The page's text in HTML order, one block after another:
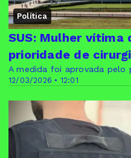
Política
12/03/2026 • 12:01
SUS: Mulher vítima
prioridade de
A medida foi aprovada pelo